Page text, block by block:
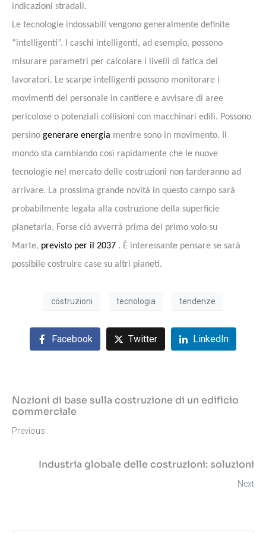
indicazioni stradali.
Le tecnologie indossabili vengono generalmente definite
“intelligenti”. I caschi intelligenti, ad esempio, possono
misurare parametri per calcolare i livelli di fatica dei
lavoratori. Le scarpe intelligenti possono monitorare i
movimenti del personale in cantiere e avvisare di aree
pericolose o potenziali collisioni con macchinari edili. Possono
persino generare energia mentre sono in movimento. Il
mondo sta cambiando così rapidamente che le nuove
tecnologie nel mercato delle costruzioni non tarderanno ad
arrivare. La prossima grande novità in questo campo sarà
probabilmente legata alla costruzione della superficie
planetaria. Forse ciò avverrà prima del primo volo su
Marte, previsto per il 2037 . È interessante pensare se sarà
possibile costruire case su altri pianeti.
costruzioni tecnologia tendenze
Facebook Twitter LinkedIn
Nozioni di base sulla costruzione di un edificio
commerciale
Previous
Industria globale delle costruzioni: soluzioni
Next